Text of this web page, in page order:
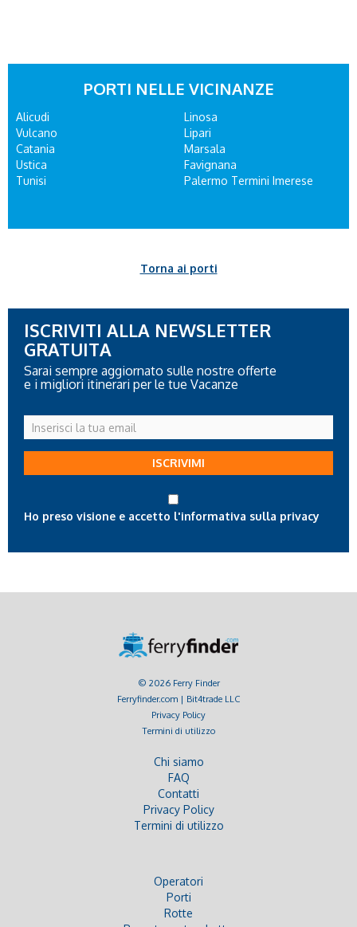
PORTI NELLE VICINANZE
Alicudi
Vulcano
Catania
Ustica
Tunisi
Linosa
Lipari
Marsala
Favignana
Palermo Termini Imerese
Torna ai porti
ISCRIVITI ALLA NEWSLETTER
GRATUITA
Sarai sempre aggiornato sulle nostre offerte
e i migliori itinerari per le tue Vacanze
Inserisci
la
tua
ISCRIVIMI
Ho preso visione e accetto l'informativa sulla privacy
© 2026 Ferry Finder
Ferryfinder.com | Bit4trade LLC
Privacy Policy
Termini di utilizzo
Chi siamo
FAQ
Contatti
Privacy Policy
Termini di utilizzo
Operatori
Porti
Rotte